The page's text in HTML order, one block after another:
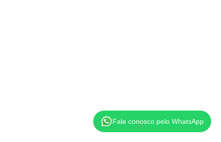
Fale conosco pelo WhatsApp